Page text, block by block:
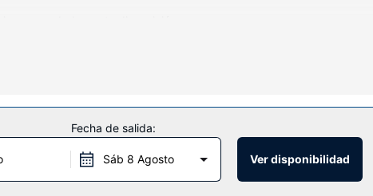
Fecha de salida:
Sáb 8 Agosto Ver disponibilidad